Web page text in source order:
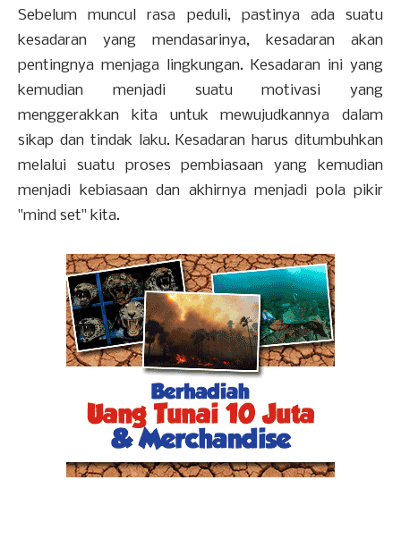
Sebelum muncul rasa peduli, pastinya ada suatu
kesadaran yang mendasarinya, kesadaran akan
pentingnya menjaga lingkungan. Kesadaran ini yang
kemudian menjadi suatu motivasi yang
menggerakkan kita untuk mewujudkannya dalam
sikap dan tindak laku. Kesadaran harus ditumbuhkan
melalui suatu proses pembiasaan yang kemudian
menjadi kebiasaan dan akhirnya menjadi pola pikir
"mind set" kita.